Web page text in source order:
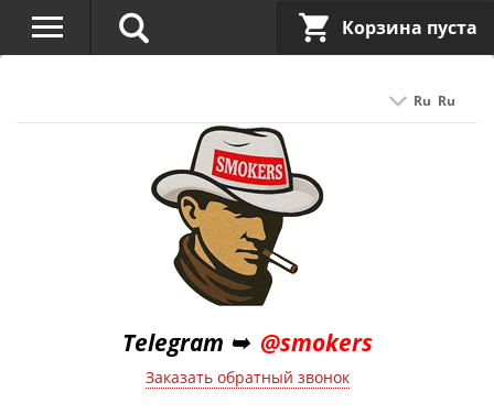
Ru Ru
Telegram ➥ @smokers
Заказать обратный звонок
Корзина пуста